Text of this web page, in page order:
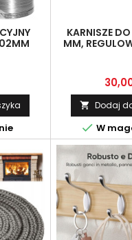
KARNISZE
MM,
Cena
 Dodaj
 W